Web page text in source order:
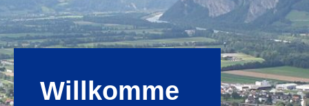
Willkomme